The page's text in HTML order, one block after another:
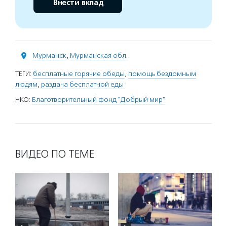
Внести вклад
Мурманск, Мурманская обл.
ТЕГИ: бесплатные горячие обеды, помощь бездомным
людям, раздача бесплатной еды
НКО: Благотворительный фонд "Добрый мир"
ВИДЕО ПО ТЕМЕ